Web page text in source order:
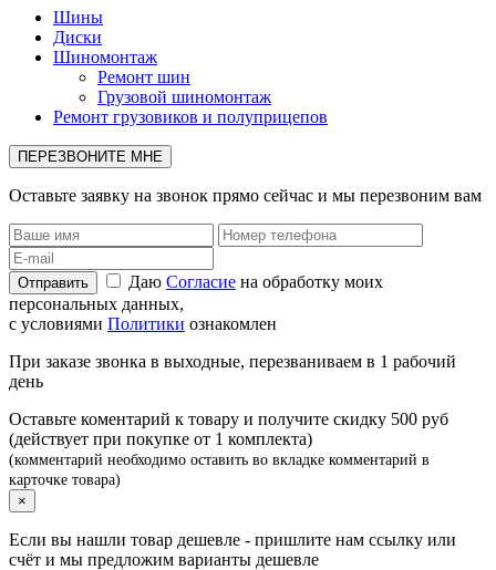
Шины
Диски
Шиномонтаж
Ремонт шин
Грузовой шиномонтаж
Ремонт грузовиков и полуприцепов
ПЕРЕЗВОНИТЕ МНЕ
Оставьте заявку на звонок прямо сейчас и мы перезвоним вам
Даю Согласие на обработку моих
персональных данных,
с условиями Политики ознакомлен
При заказе звонка в выходные, перезваниваем в 1 рабочий
день
Оставьте коментарий к товару и получите скидку 500 руб
(действует при покупке от 1 комплекта)
(комментарий необходимо оставить во вкладке комментарий в
карточке товара)
×
Если вы нашли товар дешевле - пришлите нам ссылку или
счёт и мы предложим варианты дешевле